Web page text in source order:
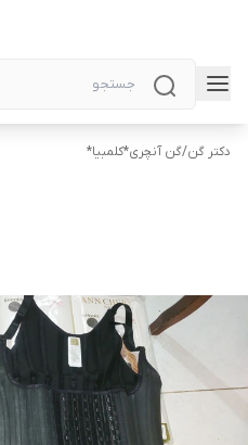
دکتر گن/گن آنچری*کلمبیا*